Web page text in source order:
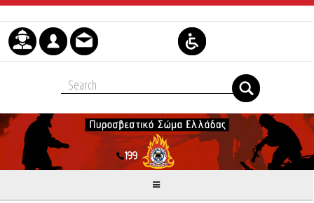
Skip to Content